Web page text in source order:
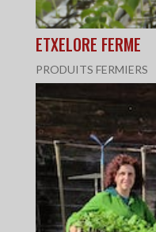
ETXELORE FERME
PRODUITS FERMIERS